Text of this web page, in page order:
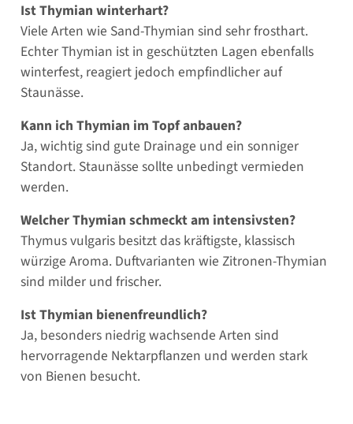
Ist Thymian winterhart?
Viele Arten wie Sand-Thymian sind sehr frosthart.
Echter Thymian ist in geschützten Lagen ebenfalls
winterfest, reagiert jedoch empfindlicher auf
Staunässe.
Kann ich Thymian im Topf anbauen?
Ja, wichtig sind gute Drainage und ein sonniger
Standort. Staunässe sollte unbedingt vermieden
werden.
Welcher Thymian schmeckt am intensivsten?
Thymus vulgaris besitzt das kräftigste, klassisch
würzige Aroma. Duftvarianten wie Zitronen-Thymian
sind milder und frischer.
Ist Thymian bienenfreundlich?
Ja, besonders niedrig wachsende Arten sind
hervorragende Nektarpflanzen und werden stark
von Bienen besucht.